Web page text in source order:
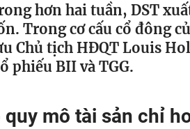
hơn hai tuần, DST
Trong cơ cấu cổ đông
Chủ tịch HĐQT Louis
phiếu BII và TGG.
mô tài sản chỉ